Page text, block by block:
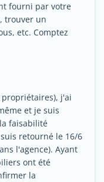
fourni par votre
trouver un
etc. Comptez
propriétaires), j'ai
et je suis
faisabilité
retourné le 16/6
l'agence). Ayant
ont été
la